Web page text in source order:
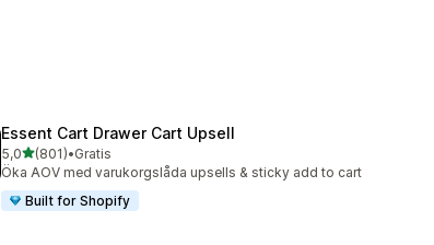
Essent Cart Drawer Cart Upsell
5,0av 5 stjärnor
(801)
801 recensioner totalt
•Gratis
Öka AOV med varukorgslåda upsells & sticky add to cart
Built for Shopify